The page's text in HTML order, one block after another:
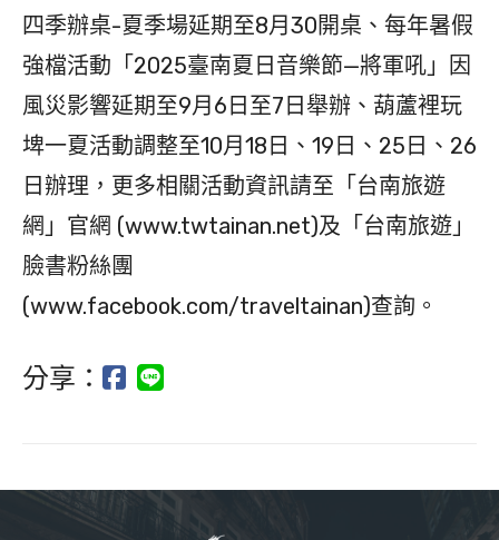
四季辦桌-夏季場延期至8月30開桌、每年暑假
強檔活動「2025臺南夏日音樂節—將軍吼」因
風災影響延期至9月6日至7日舉辦、葫蘆裡玩
埤一夏活動調整至10月18日、19日、25日、26
日辦理，更多相關活動資訊請至「台南旅遊
網」官網 (www.twtainan.net)及「台南旅遊」
臉書粉絲團
(www.facebook.com/traveltainan)查詢。
分享：